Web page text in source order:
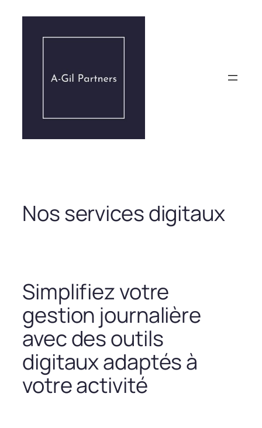
contenu
Nos services digitaux
Simplifiez votre
gestion journalière
avec des outils
digitaux adaptés à
votre activité